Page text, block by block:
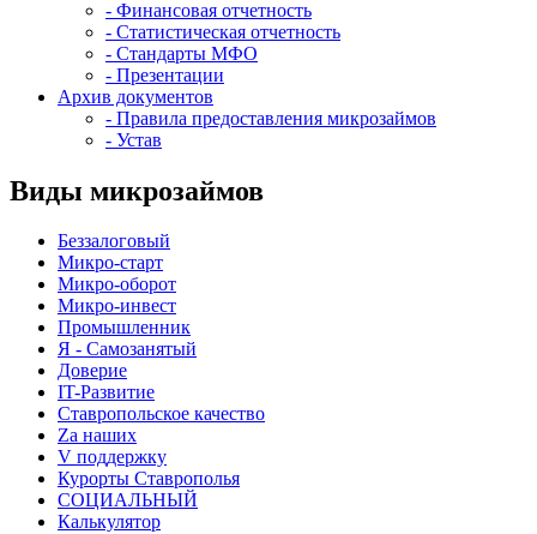
- Финансовая отчетность
- Статистическая отчетность
- Стандарты МФО
- Презентации
Архив документов
- Правила предоставления микрозаймов
- Устав
Виды микрозаймов
Беззалоговый
Микро-старт
Микро-оборот
Микро-инвест
Промышленник
Я - Самозанятый
Доверие
IT-Развитие
Ставропольское качество
Za наших
V поддержку
Курорты Ставрополья
СОЦИАЛЬНЫЙ
Калькулятор